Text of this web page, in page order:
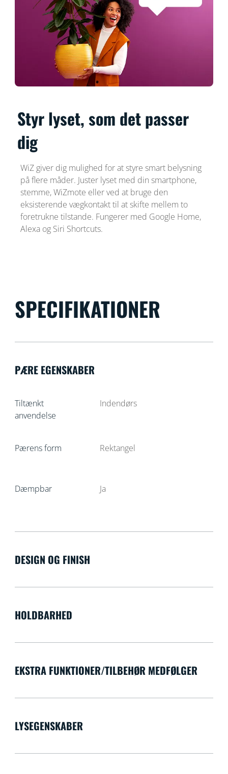
Styr lyset, som det passer
dig
WiZ giver dig mulighed for at styre smart belysning
på flere måder. Juster lyset med din smartphone,
stemme, WiZmote eller ved at bruge den
eksisterende vægkontakt til at skifte mellem to
foretrukne tilstande. Fungerer med Google Home,
Alexa og Siri Shortcuts.
SPECIFIKATIONER
PÆRE EGENSKABER
Tiltænkt
anvendelse
Indendørs
Pærens form Rektangel
Dæmpbar Ja
DESIGN OG FINISH
HOLDBARHED
EKSTRA FUNKTIONER/TILBEHØR MEDFØLGER
LYSEGENSKABER